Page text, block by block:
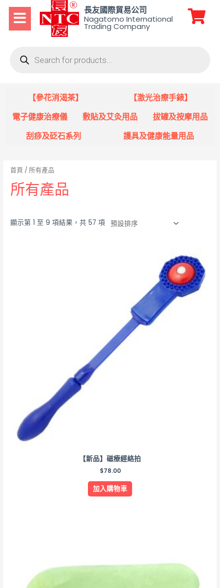
長友國際貿易公司
Nagatomo International
Trading Company
【參花消渴茶】
【激光治療手錶】
電子健康治療儀
敷貼及艾灸用品
拔罐及按摩用品
刮痧及砭石系列
護具及健康能量用品
首頁 / 所有產品
所有產品
顯示第 1 至 9 項結果，共 57 項
【新品】磁療經絡拍
$78.00
加入購物車